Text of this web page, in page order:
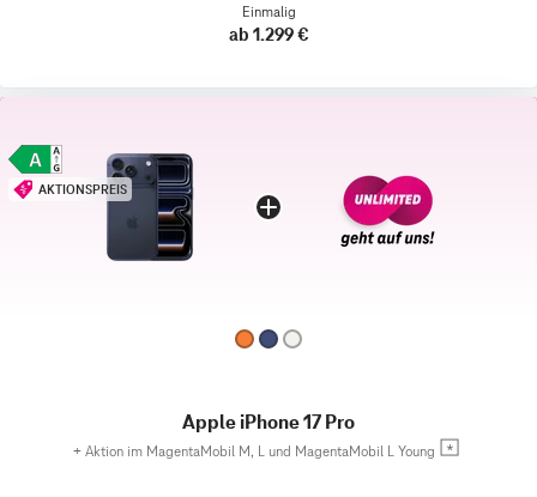
Einmalig
ab 1.299 €
AKTIONSPREIS
Apple iPhone 17 Pro
+ Aktion im MagentaMobil M, L und MagentaMobil L Young